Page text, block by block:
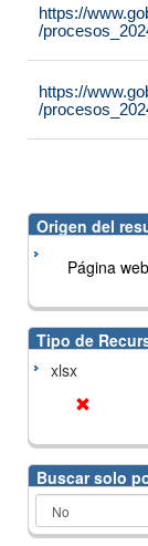
https://
/
https://
/
Origen del
Página
Tipo de
xlsx
Buscar solo